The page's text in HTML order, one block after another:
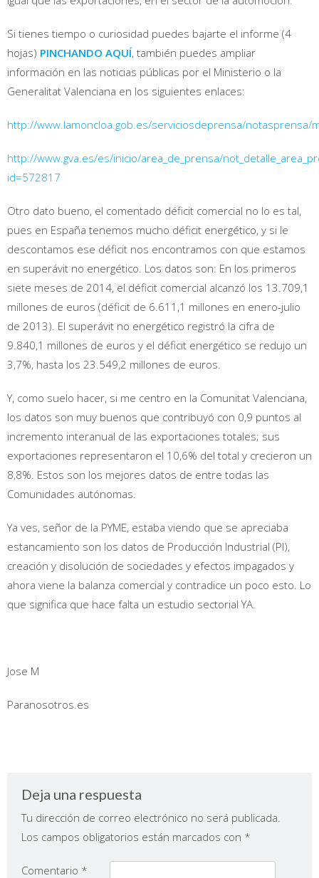
Si tienes tiempo o curiosidad puedes bajarte el informe (4
hojas) PINCHANDO AQUÍ, también puedes ampliar
información en las noticias públicas por el Ministerio o la
Generalitat Valenciana en los siguientes enlaces:
http://www.lamoncloa.gob.es/serviciosdeprensa/
http://www.gva.es/es/inicio/area_de_prensa/
id=572817
Otro dato bueno, el comentado déficit comercial no lo es tal,
pues en España tenemos mucho déficit energético, y si le
descontamos ese déficit nos encontramos con que estamos
en superávit no energético. Los datos son: En los primeros
siete meses de 2014, el déficit comercial alcanzó los 13.709,1
millones de euros (déficit de 6.611,1 millones en enero-julio
de 2013). El superávit no energético registró la cifra de
9.840,1 millones de euros y el déficit energético se redujo un
3,7%, hasta los 23.549,2 millones de euros.
Y, como suelo hacer, si me centro en la Comunitat Valenciana,
los datos son muy buenos que contribuyó con 0,9 puntos al
incremento interanual de las exportaciones totales; sus
exportaciones representaron el 10,6% del total y crecieron un
8,8%. Estos son los mejores datos de entre todas las
Comunidades autónomas.
Ya ves, señor de la PYME, estaba viendo que se apreciaba
estancamiento son los datos de Producción Industrial (PI),
creación y disolución de sociedades y efectos impagados y
ahora viene la balanza comercial y contradice un poco esto. Lo
que significa que hace falta un estudio sectorial YA.
Jose M
Paranosotros.es
Deja una respuesta
Tu dirección de correo electrónico no será publicada.
Los campos obligatorios están marcados con *
Comentario *